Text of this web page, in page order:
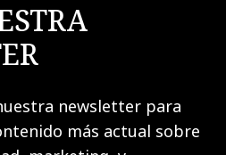
newsletter para
más actual sobre